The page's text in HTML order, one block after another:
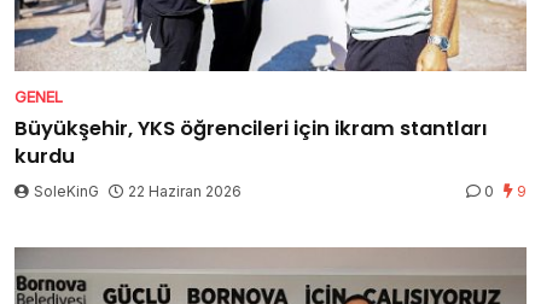
GENEL
Büyükşehir, YKS öğrencileri için ikram stantları
kurdu
SoleKinG 22 Haziran 2026 0 9